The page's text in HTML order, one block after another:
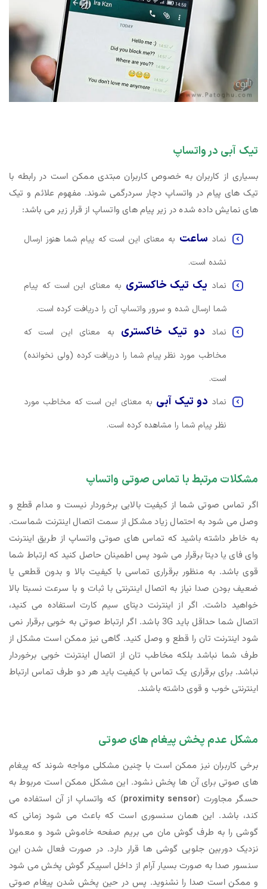
تیک آبی در واتساپ
بسیاری از کاربران به خصوص کاربران مبتدی ممکن است در رابطه با
تیک های پیام در واتساپ دچار سردرگمی شوند. مفهوم علائم و تیک
های نمایش داده شده در زیر پیام های واتساپ از قرار زیر می باشد:
نماد ساعت به معنای این است که پیام شما هنوز ارسال
نشده است.
نماد یک تیک خاکستری به معنای این است که پیام
شما ارسال شده و سرور واتساپ آن را دریافت کرده است.
نماد دو تیک خاکستری به معنای این است که
مخاطب مورد نظر پیام شما را دریافت کرده (ولی نخوانده)
است.
نماد دو تیک آبی به معنای این است که مخاطب مورد
نظر پیام شما را مشاهده کرده است.
مشکلات مرتبط با تماس صوتی واتساپ
اگر تماس صوتی شما از کیفیت بالایی برخوردار نیست و مدام قطع و
وصل می شود به احتمال زیاد مشکل از سمت اتصال اینترنت شماست.
به خاطر داشته باشید که تماس های صوتی واتساپ از طریق اینترنت
وای فای یا دیتا برقرار می شود پس اطمینان حاصل کنید که ارتباط شما
قوی باشد. به منظور برقراری تماسی با کیفیت بالا و بدون قطعی یا
ضعیف بودن صدا نیاز به اتصال اینترنتی با ثبات و با سرعت نسبتا بالا
خواهید داشت. اگر از اینترنت دیتای سیم کارت استفاده می کنید،
اتصال شما حداقل باید 3G باشد. اگر ارتباط صوتی به خوبی برقرار نمی
شود اینترنت تان را قطع و وصل کنید. گاهی نیز ممکن است مشکل از
طرف شما نباشد بلکه مخاطب تان از اتصال اینترنت خوبی برخوردار
نباشد. برای برقراری یک تماس با کیفیت باید هر دو طرف تماس ارتباط
اینترنتی خوب و قوی داشته باشند.
مشکل عدم پخش پیغام های صوتی
برخی کاربران نیز ممکن است با چنین مشکلی مواجه شوند که پیغام
های صوتی برای آن ها پخش نشود. این مشکل ممکن است مربوط به
حسگر مجاورت (proximity sensor) که واتساپ از آن استفاده می
کند، باشد. این همان سنسوری است که باعث می شود زمانی که
گوشی را به طرف گوش مان می بریم صفحه خاموش شود و معمولا
نزدیک دوربین جلویی گوشی ها قرار دارد. در صورت فعال شدن این
سنسور صدا به صورت بسیار آرام از داخل اسپیکر گوش پخش می شود
و ممکن است صدا را نشنوید. پس در حین پخش شدن پیغام صوتی